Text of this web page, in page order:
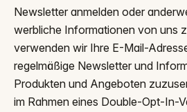
Newsletter anmelden oder
werbliche Informationen von uns
verwenden wir Ihre E-Mail-
regelmäßige Newsletter und
Produkten und Angeboten
im Rahmen eines Double-Opt-In-